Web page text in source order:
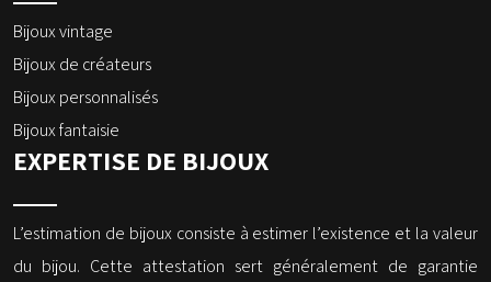
Bijoux vintage
Bijoux de créateurs
Bijoux personnalisés
Bijoux fantaisie
EXPERTISE DE BIJOUX
L’estimation de bijoux consiste à estimer l’existence et la valeur
du bijou. Cette attestation sert généralement de garantie